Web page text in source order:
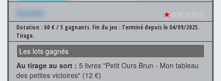
Xxxxxxx ★☆☆☆☆☆
Dotation : 60 € / 5 gagnants. Fin du jeu : Terminé depuis le 04/09/2025.
Tirage.
Les lots gagnés
Au tirage au sort : 5 livres "Petit Ours Brun - Mon tableau
des petites victoires" (12 €)